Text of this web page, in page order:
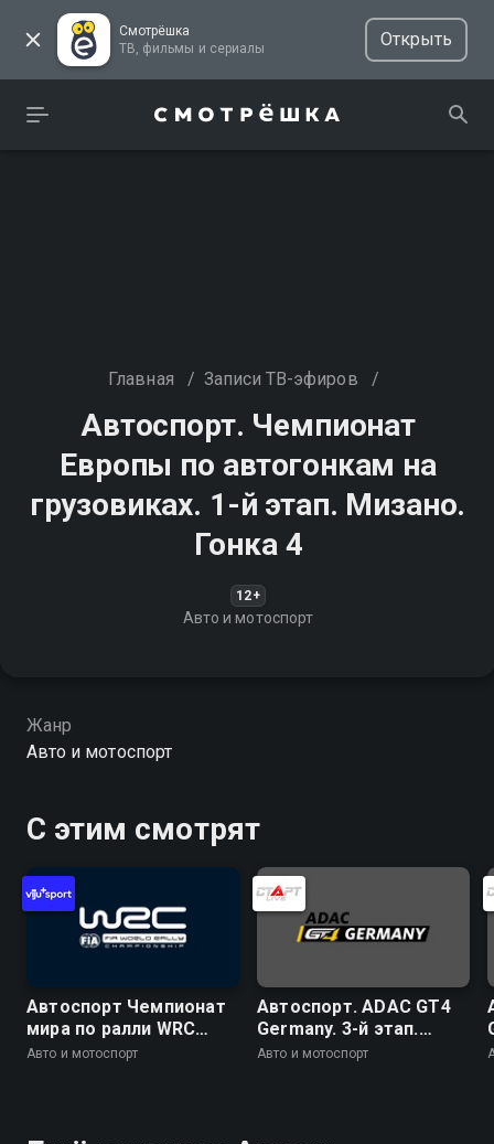
Смотрёшка
ТВ, фильмы и сериалы
Открыть
Главная / Записи ТВ-эфиров /
Автоспорт. Чемпионат
Европы по автогонкам на
грузовиках. 1-й этап. Мизано.
Гонка 4
12+
Авто и мотоспорт
Жанр
Авто и мотоспорт
С этим смотрят
Автоспорт Чемпионат
мира по ралли WRC
2026. 10 этап. Ралли
Химос - Йямся 2
Авто и мотоспорт
Автоспорт. ADAC GT4
Germany. 3-й этап.
Ошерслебен. Гонка 1
Авто и мотоспорт